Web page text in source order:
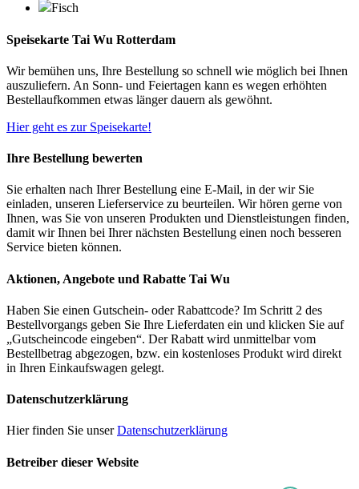
Fisch
Speisekarte Tai Wu Rotterdam
Wir bemühen uns, Ihre Bestellung so schnell wie möglich bei Ihnen
auszuliefern. An Sonn- und Feiertagen kann es wegen erhöhten
Bestellaufkommen etwas länger dauern als gewöhnt.
Hier geht es zur Speisekarte!
Ihre Bestellung bewerten
Sie erhalten nach Ihrer Bestellung eine E-Mail, in der wir Sie
einladen, unseren Lieferservice zu beurteilen. Wir hören gerne von
Ihnen, was Sie von unseren Produkten und Dienstleistungen finden,
damit wir Ihnen bei Ihrer nächsten Bestellung einen noch besseren
Service bieten können.
Aktionen, Angebote und Rabatte Tai Wu
Haben Sie einen Gutschein- oder Rabattcode? Im Schritt 2 des
Bestellvorgangs geben Sie Ihre Lieferdaten ein und klicken Sie auf
„Gutscheincode eingeben“. Der Rabatt wird unmittelbar vom
Bestellbetrag abgezogen, bzw. ein kostenloses Produkt wird direkt
in Ihren Einkaufswagen gelegt.
Datenschutzerklärung
Hier finden Sie unserDatenschutzerklärung
Betreiber dieser Website